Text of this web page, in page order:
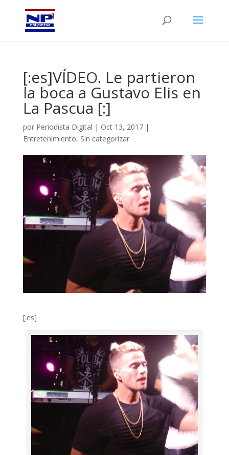
[:es]VÍDEO. Le partieron
la boca a Gustavo Elis en
La Pascua [:]
por Periodista Digital | Oct 13, 2017|
Entretenimiento, Sin categorizar
[:es]